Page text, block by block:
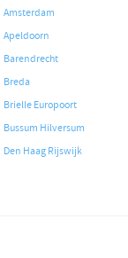
Amsterdam
Apeldoorn
Barendrecht
Breda
Brielle Europoort
Bussum Hilversum
Den Haag Rijswijk